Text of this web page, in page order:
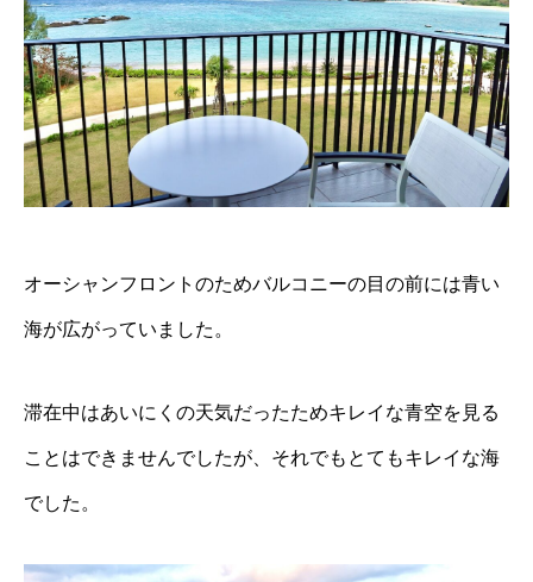
オーシャンフロントのためバルコニーの目の前には青い
海が広がっていました。
滞在中はあいにくの天気だったためキレイな青空を見る
ことはできませんでしたが、それでもとてもキレイな海
でした。